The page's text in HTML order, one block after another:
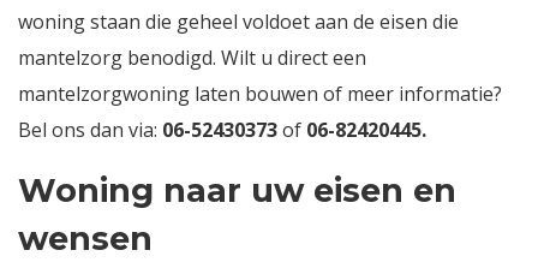
woning staan die geheel voldoet aan de eisen die
mantelzorg benodigd. Wilt u direct een
mantelzorgwoning laten bouwen of meer informatie?
Bel ons dan via: 06-52430373of 06-82420445.
Woning naar uw eisen en
wensen